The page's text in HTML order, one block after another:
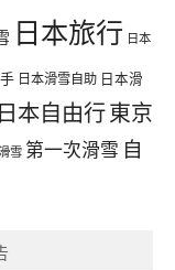
日本旅行 日本
日本滑雪自助 日本滑
日本自由行東京
雪 第一次滑雪 自